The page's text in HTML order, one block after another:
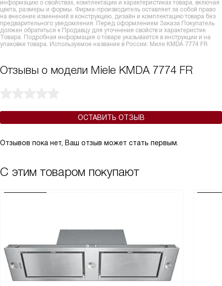
информацию о свойствах, комплектации и характеристиках товара, включая
цвета, размеры и формы. Фирма-производитель оставляет за собой право
на внесение изменений в конструкцию, дизайн и комплектацию товара без
предварительного уведомления. Перед оформлением Заказа Покупатель
должен обратиться к Продавцу для уточнения свойств и характеристик
Товара. Подробная информация о товаре указывается в инструкции и на
упаковке товара. Используемое название в России: Миле KMDA 7774 FR
Отзывы о модели Miele KMDA 7774 FR
ОСТАВИТЬ ОТЗЫВ
Отзывов пока нет, Ваш отзыв может стать первым.
С этим товаром покупают